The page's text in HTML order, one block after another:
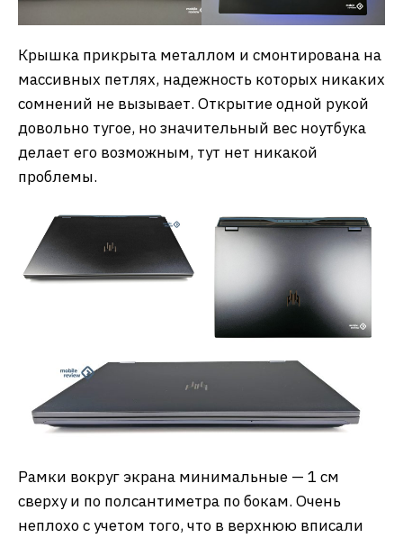
Крышка прикрыта металлом и смонтирована на
массивных петлях, надежность которых никаких
сомнений не вызывает. Открытие одной рукой
довольно тугое, но значительный вес ноутбука
делает его возможным, тут нет никакой
проблемы.
Рамки вокруг экрана минимальные — 1 см
сверху и по полсантиметра по бокам. Очень
неплохо с учетом того, что в верхнюю вписали